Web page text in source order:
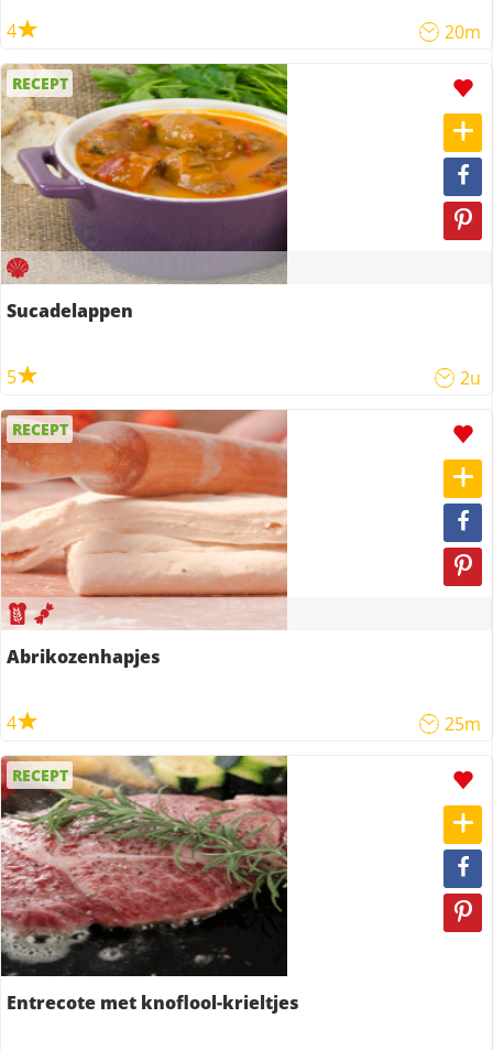
4 20m
RECEPT
Sucadelappen
5 2u
RECEPT
Abrikozenhapjes
4 25m
RECEPT
Entrecote met knoflool-krieltjes